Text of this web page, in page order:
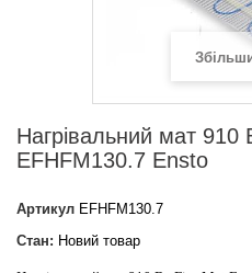
Нагрівальний мат
EFHFM130.7 Ensto
Артикул EFHFM130.7
Стан: Новий товар